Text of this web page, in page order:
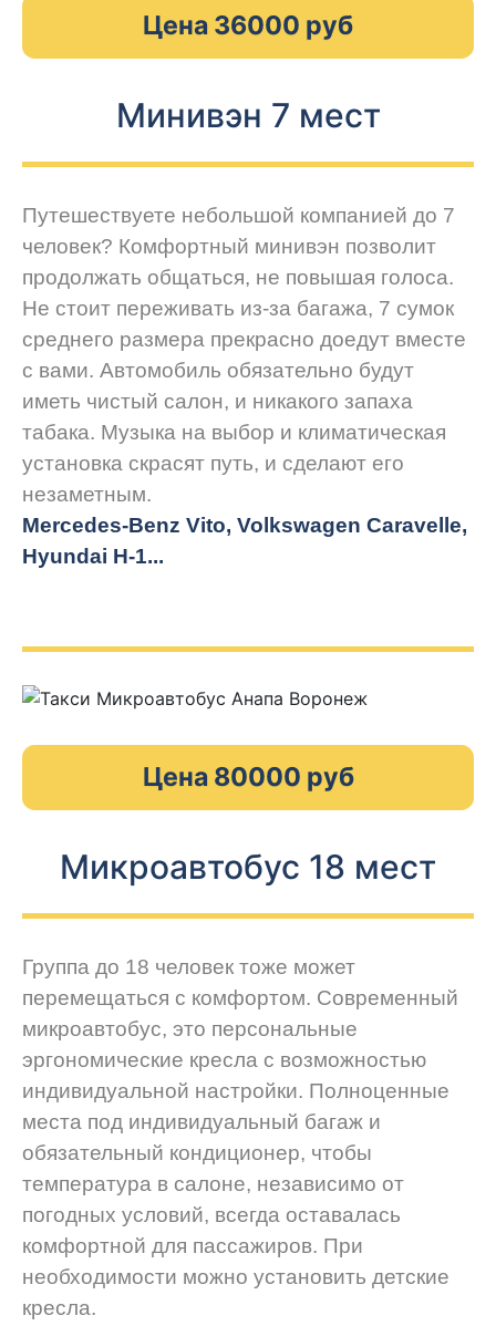
Цена 36000 руб
Минивэн 7 мест
Путешествуете небольшой компанией до 7
человек? Комфортный минивэн позволит
продолжать общаться, не повышая голоса.
Не стоит переживать из-за багажа, 7 сумок
среднего размера прекрасно доедут вместе
с вами. Автомобиль обязательно будут
иметь чистый салон, и никакого запаха
табака. Музыка на выбор и климатическая
установка скрасят путь, и сделают его
незаметным.
Mercedes-Benz Vito, Volkswagen Caravelle,
Hyundai H-1...
Цена 80000 руб
Микроавтобус 18 мест
Группа до 18 человек тоже может
перемещаться с комфортом. Современный
микроавтобус, это персональные
эргономические кресла с возможностью
индивидуальной настройки. Полноценные
места под индивидуальный багаж и
обязательный кондиционер, чтобы
температура в салоне, независимо от
погодных условий, всегда оставалась
комфортной для пассажиров. При
необходимости можно установить детские
кресла.